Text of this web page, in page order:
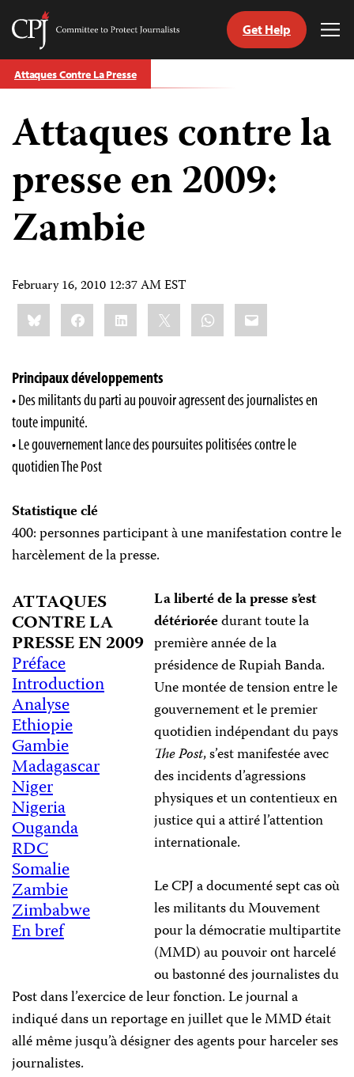
Skip
to
Committee
Protect
Journalists
Get Help
Attaques Contre La Presse
Attaques contre la
presse en 2009:
Zambie
February 16, 2010 12:37 AM EST
Share
this:BlueskyFacebookLinkedIn WhatsApp
Email
Principaux développements
• Des militants du parti au pouvoir agressent des journalistes en
toute impunité.
• Le gouvernement lance des poursuites politisées contre le
quotidien The Post
Statistique clé
400: personnes participant à une manifestation contre le
harcèlement de la presse.
ATTAQUES
CONTRE LA
PRESSE EN 2009
Préface
Introduction
Analyse
Ethiopie
Gambie
Madagascar
Niger
Nigeria
Ouganda
RDC
Somalie
Zambie
Zimbabwe
En bref
La liberté de la presse s’est
détérioréedurant toute la
première année de la
présidence de Rupiah Banda.
Une montée de tension entre le
gouvernement et le premier
quotidien indépendant du pays
The Post, s’est manifestée avec
des incidents d’agressions
physiques et un contentieux en
justice qui a attiré l’attention
internationale.
Le CPJ a documenté sept cas où
les militants du Mouvement
pour la démocratie multipartite
(MMD) au pouvoir ont harcelé
ou bastonné des journalistes du
Post dans l’exercice de leur fonction. Le journal a
indiqué dans un reportage en juillet que le MMD était
allé même jusqu’à désigner des agents pour harceler ses
journalistes.